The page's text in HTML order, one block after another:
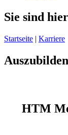
Sie sind hier
Startseite | Karriere
HTM